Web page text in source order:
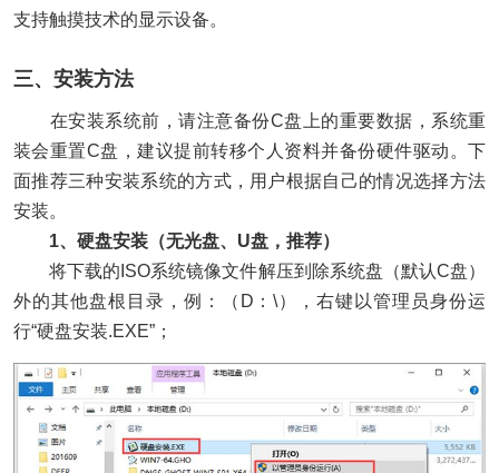
支持触摸技术的显示设备。
三、安装方法
在安装系统前，请注意备份C盘上的重要数据，系统重
装会重置C盘，建议提前转移个人资料并备份硬件驱动。下
面推荐三种安装系统的方式，用户根据自己的情况选择方法
安装。
1、硬盘安装（无光盘、U盘，推荐）
将下载的ISO系统镜像文件解压到除系统盘（默认C盘）
外的其他盘根目录，例：（D：\），右键以管理员身份运
行“硬盘安装.EXE”；